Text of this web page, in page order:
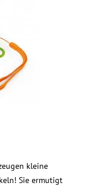
kleine
Sie ermutigt